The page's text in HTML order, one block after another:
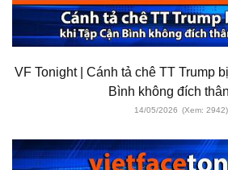
VF Tonight | Cánh tả chê TT Trump
Bình không đích
14/05/2026 (Xem: 2942)